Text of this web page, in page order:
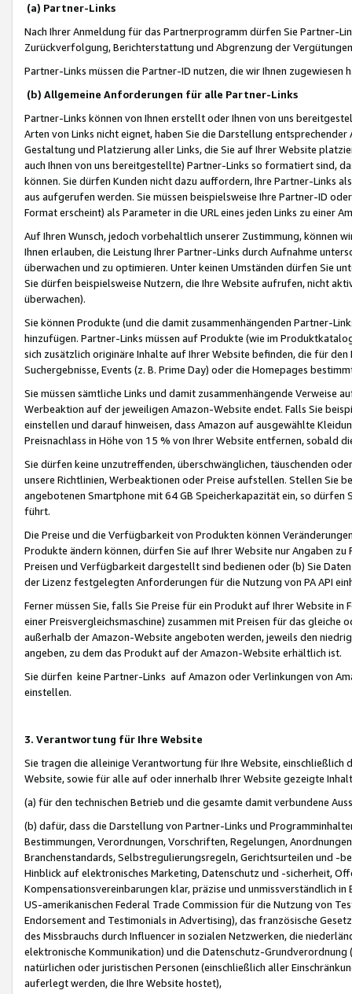
(a) Partner-Links
Nach Ihrer Anmeldung für das Partnerprogramm dürfen Sie Partner-
Zurückverfolgung, Berichterstattung und Abgrenzung der
Partner-Links müssen die Partner-ID nutzen, die wir Ihnen zugewiesen
(b) Allgemeine Anforderungen für alle Partner-Links
Partner-Links können von Ihnen erstellt oder Ihnen von uns
Arten von Links nicht eignet, haben Sie die Darstellung
Gestaltung und Platzierung aller Links, die Sie auf Ihrer Website
auch Ihnen von uns bereitgestellte) Partner-Links so formatiert sind,
können. Sie dürfen Kunden nicht dazu auffordern, Ihre Partner-Links
aus aufgerufen werden. Sie müssen beispielsweise Ihre Partner-ID
Format erscheint) als Parameter in die URL eines jeden Links zu einer
Auf Ihren Wunsch, jedoch vorbehaltlich unserer Zustimmung, können
Ihnen erlauben, die Leistung Ihrer Partner-Links durch Aufnahme
überwachen und zu optimieren. Unter keinen Umständen dürfen Sie
Sie dürfen beispielsweise Nutzern, die Ihre Website aufrufen, nicht
überwachen).
Sie können Produkte (und die damit zusammenhängenden Partner-
hinzufügen. Partner-Links müssen auf Produkte (wie im
sich zusätzlich originäre Inhalte auf Ihrer Website befinden, die für
Suchergebnisse, Events (z. B. Prime Day) oder die Homepages
Sie müssen sämtliche Links und damit zusammenhängende
Werbeaktion auf der jeweiligen Amazon-Website endet. Falls Sie
einstellen und darauf hinweisen, dass Amazon auf ausgewählte
Preisnachlass in Höhe von 15 % von Ihrer Website entfernen, sobald
Sie dürfen keine unzutreffenden, überschwänglichen, täuschenden
unsere Richtlinien, Werbeaktionen oder Preise aufstellen. Stellen Sie
angebotenen Smartphone mit 64 GB Speicherkapazität ein, so dürfen
führt.
Die Preise und die Verfügbarkeit von Produkten können
Produkte ändern können, dürfen Sie auf Ihrer Website nur Angaben
Preisen und Verfügbarkeit dargestellt sind bedienen oder (b) Sie
der Lizenz festgelegten Anforderungen für die Nutzung von PA API
Ferner müssen Sie, falls Sie Preise für ein Produkt auf Ihrer Website
einer Preisvergleichsmaschine) zusammen mit Preisen für das
außerhalb der Amazon-Website angeboten werden, jeweils den
angeben, zu dem das Produkt auf der Amazon-Website erhältlich ist.
Sie dürfen keine Partner-Links auf Amazon oder Verlinkungen von
einstellen.
3. Verantwortung für Ihre Website
Sie tragen die alleinige Verantwortung für Ihre Website,
Website, sowie für alle auf oder innerhalb Ihrer Website gezeigte
(a) für den technischen Betrieb und die gesamte damit verbundene
(b) dafür, dass die Darstellung von Partner-Links und
Bestimmungen, Verordnungen, Vorschriften, Regelungen,
Branchenstandards, Selbstregulierungsregeln, Gerichtsurteilen und -
Hinblick auf elektronisches Marketing, Datenschutz und -sicherheit,
Kompensationsvereinbarungen klar, präzise und unmissverständlich
US-amerikanischen Federal Trade Commission für die Nutzung von
Endorsement and Testimonials in Advertising), das französische
des Missbrauchs durch Influencer in sozialen Netzwerken, die
elektronische Kommunikation) und die Datenschutz-
natürlichen oder juristischen Personen (einschließlich aller
auferlegt werden, die Ihre Website hostet),